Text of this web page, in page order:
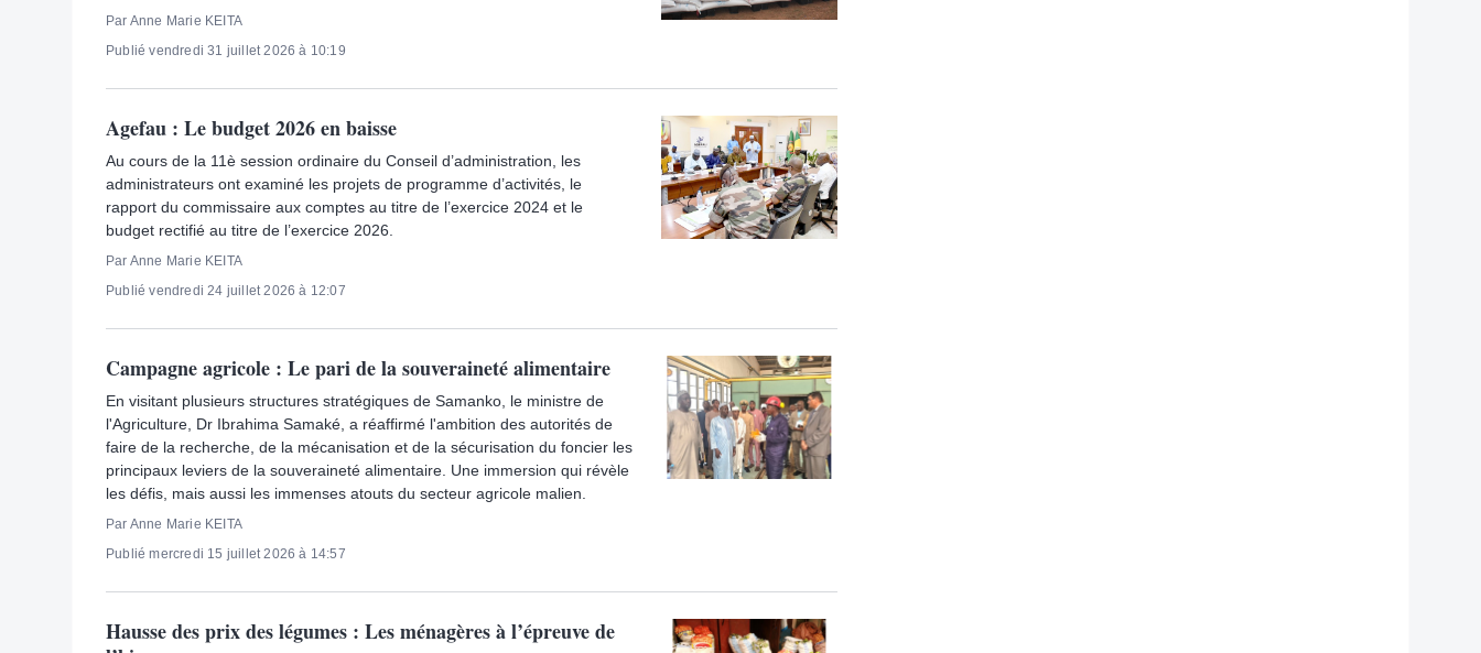
Par Anne Marie KEITA
Publié vendredi 31 juillet 2026 à 10:19
Agefau : Le budget 2026 en baisse
Au cours de la 11è session ordinaire du Conseil d’administration, les
administrateurs ont examiné les projets de programme d’activités, le
rapport du commissaire aux comptes au titre de l’exercice 2024 et le
budget rectifié au titre de l’exercice 2026.
Par Anne Marie KEITA
Publié vendredi 24 juillet 2026 à 12:07
Campagne agricole : Le pari de la souveraineté alimentaire
En visitant plusieurs structures stratégiques de Samanko, le ministre de
l'Agriculture, Dr Ibrahima Samaké, a réaffirmé l'ambition des autorités de
faire de la recherche, de la mécanisation et de la sécurisation du foncier les
principaux leviers de la souveraineté alimentaire. Une immersion qui révèle
les défis, mais aussi les immenses atouts du secteur agricole malien.
Par Anne Marie KEITA
Publié mercredi 15 juillet 2026 à 14:57
Hausse des prix des légumes : Les ménagères à l’épreuve de